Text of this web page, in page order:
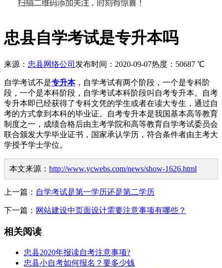
忠县自学考试是专升本吗
来源： 忠县网络公司 发布时间：2020-09-07热度： 50687 ℃
自学考试不是专升本，自学考试有两个阶段，一个是专科阶
段，一个是本科阶段，自学考试本科阶段叫自考专升本。自考
专升本即已经获得了专科文凭的学生或者在读大专生，通过自
考的方式拿到本科的毕业证。自考专升本是我国基本高等教育
制度之一，成绩合格后由主考学院和高等教育自学考试委员会
联合颁发大学毕业证书，国家承认学历，符合条件者由主考大
学授予学士学位。
本文来源： http://www.ycwebs.com/news/show-1626.html
上一篇： 自学考试是第一学历还是第二学历
下一篇： 网站建设中页面设计需要注意事项有哪些？
相关阅读
忠县2020年报读自考注意事项?
忠县小自考如何报名？要多少钱